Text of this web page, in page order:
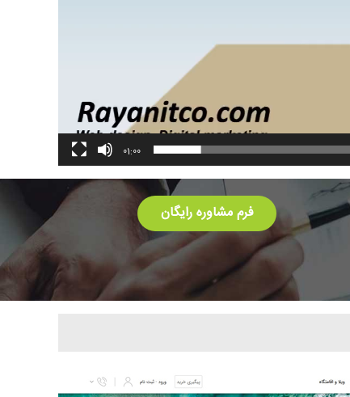
01:00
فرم مشاوره رایگان